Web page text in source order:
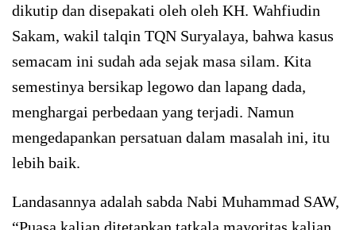
dikutip dan disepakati oleh oleh KH. Wahfiudin
Sakam, wakil talqin TQN Suryalaya, bahwa kasus
semacam ini sudah ada sejak masa silam. Kita
semestinya bersikap legowo dan lapang dada,
menghargai perbedaan yang terjadi. Namun
mengedapankan persatuan dalam masalah ini, itu
lebih baik.
Landasannya adalah sabda Nabi Muhammad SAW,